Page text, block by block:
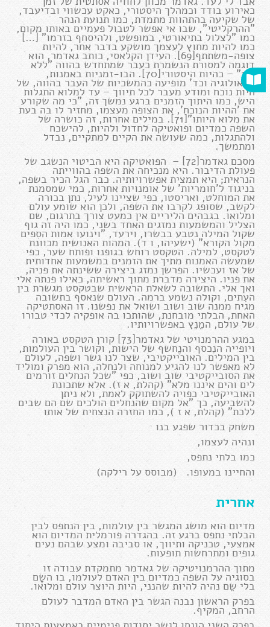
כאירוע בודד וכמהלך היסטורי, כאקט עכשווי ובדיעבד,
של שקיעה בהתהוות מתמדת, כמו תנועת הנהר
"ההרקליטי", שבו אי אפשר לטבול פעמיים באותו מקום,
כמו "לצלול בתיאורטי, במופשט, ולהיסחף בזרמו" […]
כמו להיות מחוץ לעצמך מושקע בדבר אחר, להיות
צופה-משתתף[69]. העידן הקלאסי, כותב גאדמר, הוא
דוגמה למסורת הנשמרת כעבר שמתחדש בהווה "ללא
זמן" – כהיות היסטורי[70]. הבו-זמניות באמנות,
בתאולוגיה וכד' מופיעה כהמשכיות של העבר בהווה, של
היות נוכח ומודע מעבר לכל תיווך – עד למלוא התגלות
היש, כמו היתוך הזמנים ברגע נמשך זה, "כי מה שקורע
את 'ההיות הנוכח', את הצופה מעצמו, מחזיר לו בה בעת
את מלוא היותו"[71]. במילים אחרות, זה כושרה של
השפה כמדיום ופואטיקה לחדול ולהיות, להישכח
ולהתגלות, כמה שעושה את הקיים למתקיים, נבדל
ומתמשך.
מסכם גאדמר[72] – הפואטיקה היא הביטוי הנשגב של
פעולת הדיבור. היא מנכיחה את השפה בהווייתה
הנראית; היא תמצית אפשרויותיה. כבר הגל הכיר בשפה,
בניגוד ל'חומריות' של אומנויות אחרות, כמי שמסמנת
את המוחלט, ואריסטו, כפי שציינו לעיל, נתן בכורה
לקשב, שסופג לקרבו את השפה, ולכן הוא שומע עולם
ומלואו. בגבהים הליריים אין כמעט צורך בתרגום, שם
הצליל והמשמעות נמזגים האחד בשני, כמו היה זה גוף
שקול המילה נטבע בבשרו, וירעד, "וינועו אמות הסִפים
מקול הקורא" (ישעיהו, ו ד). המהות האנושית מכוונת
לטקסט, למילה. הטקסט רוחש בגופנו ופותח שער, כפי
שמעשה האמנות מתיך את הזמנים במשמעות אחדותית
של אז ועכשיו. הפרשן נמזג ביצירה ששינתה את פניה,
את פניו. היצירה מדברת מתוך ראשיתה, כאילו פנתה אלי
ואך אלי. התשובה לשאלת הראשית שבטקסט מגשרת בין
העִתים, וקולה נשמע ברמה. העולם שנאסף בתשובה
מגיח ממנה שוב ושוב ושואל את נפשנו. זו האסתטיקה
האחת, הבלתי מובחנת, שהותכו בה אופקיה לכדי טבורו
של עולם, המֵנֵץ באפשרויותיו.
במגע ההרמנויטי של גאדמר[73] קורן הטקסט באורה
ויופייה הנִכסף והנֶחשף של הישות, וקושר בין העולמות,
בין המילים. האובייקטיבי, שצר לנו גשר ושפה, לעולם
לא מאפשר לנו להגיע למנוחה ולנחלה, הוא מפרק ומוליד
את הסובייקטיבי שוב ושוב, כפי "שכל הנחלים זורמים
לים והים איננו מלא" (קהלת, א ז). אלא שתכונת
האובייקטיבי כפויה להשתוקק לאמת, ולא ניתן
להשביעה, כך "אל מקום שהנחלים הולכים שם הם שבים
ללכת" (קהלת, א ז ), כמו החזרה הנצחית של אותו
משחק בכדור שפגע בנו
ונהיה לעצמו,
כמו בלתי נתפס,
והחיינו במעופו. (מבוסס על רילקה)
אחרית
מדיום הוא מושג המגשר בין עולמות, בין הנתפס לבין
הבלתי נתפס ברגע זה. בהגדרה פורמלית המדיום הוא
אמצעי, טכניקה ותיווך, או סביבה ומצע שבהם נעים
גופים ומתרחשות תופעות.
מתוך ההרמנויטיקה של גאדמר מתמקדת עבודה זו
בסוגיה על השפה כמדיום בין האדם לעולמו, בו השָם
בלי שֵם נהיה להיות שהנני, היות היוצר עולם ומלואו.
בפרק הראשון נבנה הגשר בין האדם המדבר לעולם
הרחב, המקיף.